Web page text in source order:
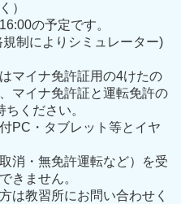
）
の予定です。
制によりシミュレーター)
マイナ免許証用の4けたの
マイナ免許証と運転免許の
ください。
PC・タブレット等とイヤ
消・無免許運転など）を受
きません。
は教習所にお問い合わせく